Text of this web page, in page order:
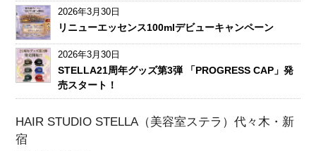
2026年3月30日
リニューエッセンス100mlデビューキャンペーン
2026年3月30日
STELLA21周年グッズ第3弾 「PROGRESS CAP」発
売スタート！
HAIR STUDIO STELLA（美容室ステラ）代々木・新
宿